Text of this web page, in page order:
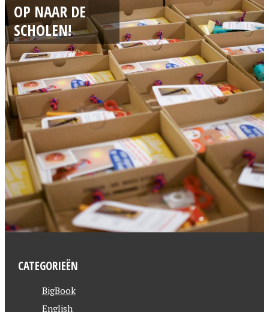
OP NAAR DE
SCHOLEN!
CATEGORIEËN
BigBook
English